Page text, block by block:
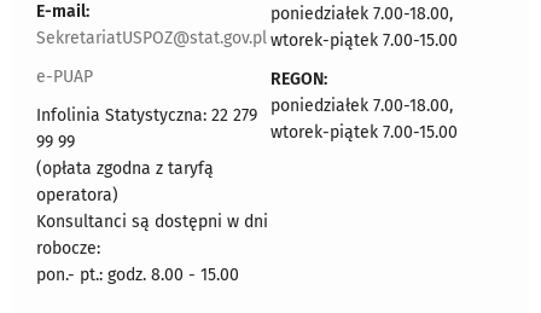
E-mail:
SekretariatUSPOZ@stat.gov.pl
e-PUAP
Infolinia Statystyczna: 22 279
99 99
(opłata zgodna z taryfą
operatora)
Konsultanci są dostępni w dni
robocze:
pon.- pt.: godz. 8.00 - 15.00
poniedziałek 7.00-18.00,
wtorek-piątek 7.00-15.00
REGON:
poniedziałek 7.00-18.00,
wtorek-piątek 7.00-15.00